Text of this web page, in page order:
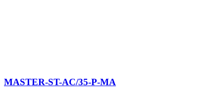
MASTER-ST-AC/35-P-MA